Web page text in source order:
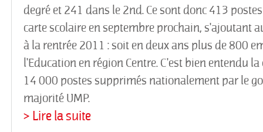
degré et 241 dans le 2nd. Ce sont donc 413
carte scolaire en septembre prochain, s'ajoutant
à la rentrée 2011 : soit en deux ans plus de 800
l'Education en région Centre. C'est bien entendu
14 000 postes supprimés nationalement par le
majorité UMP.
> Lire la suite